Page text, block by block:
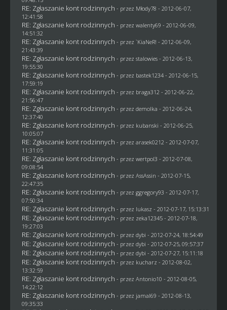
RE: Zgłaszanie kont rodzinnych - przez Młody78 - 2012-06-07,
12:41:58
RE: Zgłaszanie kont rodzinnych - przez walenty69 - 2012-06-09,
14:51:32
RE: Zgłaszanie kont rodzinnych - przez `KiaNeR! - 2012-06-09,
21:43:39
RE: Zgłaszanie kont rodzinnych - przez stalowies- 2012-06-13,
19:55:30
RE: Zgłaszanie kont rodzinnych - przez bastek1234- 2012-06-15,
17:59:19
RE: Zgłaszanie kont rodzinnych - przez braga312 - 2012-06-22,
21:56:47
RE: Zgłaszanie kont rodzinnych - przez demolka - 2012-06-24,
12:37:40
RE: Zgłaszanie kont rodzinnych - przez kubanski - 2012-06-25,
10:05:07
RE: Zgłaszanie kont rodzinnych - przez arasek0212 - 2012-07-07,
11:31:05
RE: Zgłaszanie kont rodzinnych - przez wertpol3 - 2012-07-08,
09:08:54
RE: Zgłaszanie kont rodzinnych - przez AssAssin - 2012-07-15,
22:47:35
RE: Zgłaszanie kont rodzinnych - przez ggregory93 - 2012-07-17,
07:50:34
RE: Zgłaszanie kont rodzinnych - przez lukasz - 2012-07-17, 15:13:31
RE: Zgłaszanie kont rodzinnych - przez zeka12345- 2012-07-18,
19:27:03
RE: Zgłaszanie kont rodzinnych - przez dybi - 2012-07-24, 18:54:49
RE: Zgłaszanie kont rodzinnych - przez dybi - 2012-07-25, 09:57:37
RE: Zgłaszanie kont rodzinnych - przez dybi - 2012-07-27, 15:11:18
RE: Zgłaszanie kont rodzinnych - przez kucharz - 2012-08-02,
13:32:59
RE: Zgłaszanie kont rodzinnych - przez Antonio10 - 2012-08-05,
14:22:12
RE: Zgłaszanie kont rodzinnych - przez jamal69 - 2012-08-13,
09:35:33